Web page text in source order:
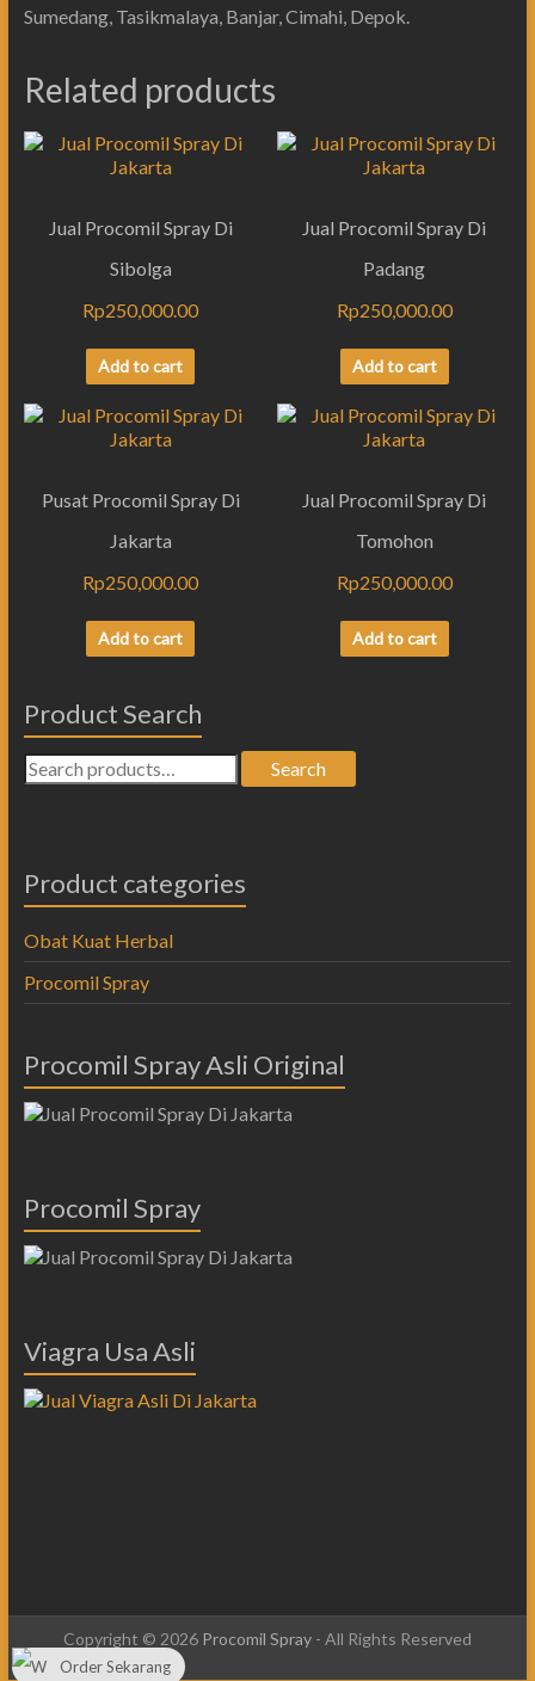
Sumedang, Tasikmalaya, Banjar, Cimahi, Depok.
Related products
Jual Procomil Spray Di
Sibolga
Rp250,000.00
Add to cart
Jual Procomil Spray Di
Padang
Rp250,000.00
Add to cart
Pusat Procomil Spray Di
Jakarta
Rp250,000.00
Add to cart
Jual Procomil Spray Di
Tomohon
Rp250,000.00
Add to cart
Product Search
Search
Product categories
Obat Kuat Herbal
Procomil Spray
Procomil Spray Asli Original
Procomil Spray
Viagra Usa Asli
Copyright © 2026 Procomil Spray- All Rights Reserved
Order Sekarang